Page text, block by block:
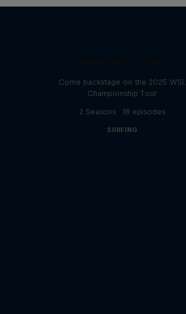
Come backstage on the 2025 WSL
Championship Tour
2 Seasons · 18 episodes
SURFING